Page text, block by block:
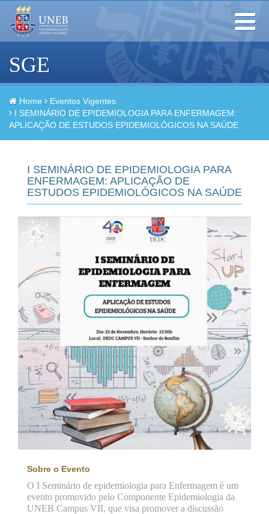
SGE
Toggle
navigation
Home
Eventos Vigentes
I SEMINÁRIO DE EPIDEMIOLOGIA PARA ENFERMAGEM:
APLICAÇÃO DE ESTUDOS EPIDEMIOLÓGICOS NA SAÚDE
I SEMINÁRIO DE EPIDEMIOLOGIA PARA
ENFERMAGEM: APLICAÇÃO DE
ESTUDOS EPIDEMIOLÓGICOS NA SAÚDE
Sobre o Evento
O I Seminário de epidemiologia para Enfermagem é um
evento promovido pelo Componente Epidemiologia da
UNEB Campus VII, que visa promover a discussão